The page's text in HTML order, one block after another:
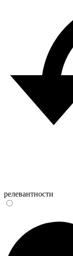
релевантности